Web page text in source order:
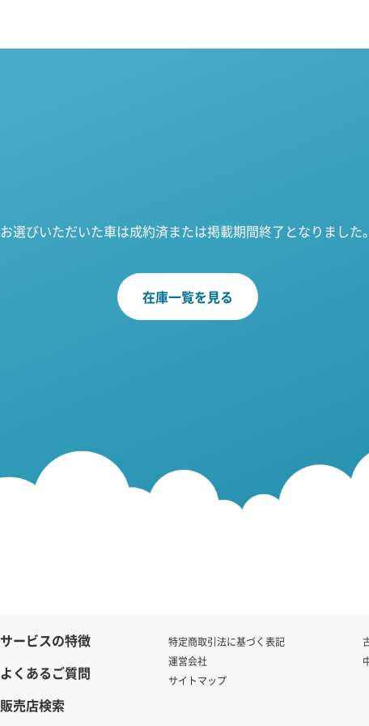
お選びいただいた車は成約済または掲載期間終了となりました
在庫一覧を見る
サービスの特徴
よくあるご質問
販売店検索
特定商取引法に基づく表記
運営会社
サイトマップ